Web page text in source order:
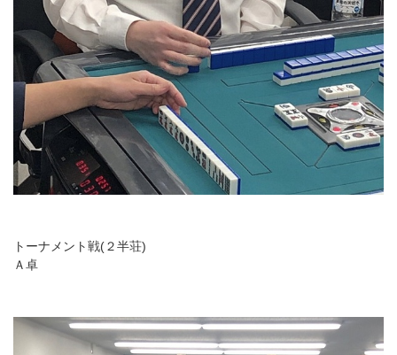
トーナメント戦(２半荘)
Ａ卓